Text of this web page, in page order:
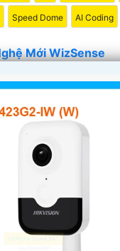
Speed Dome AI Coding
Mới WizSense